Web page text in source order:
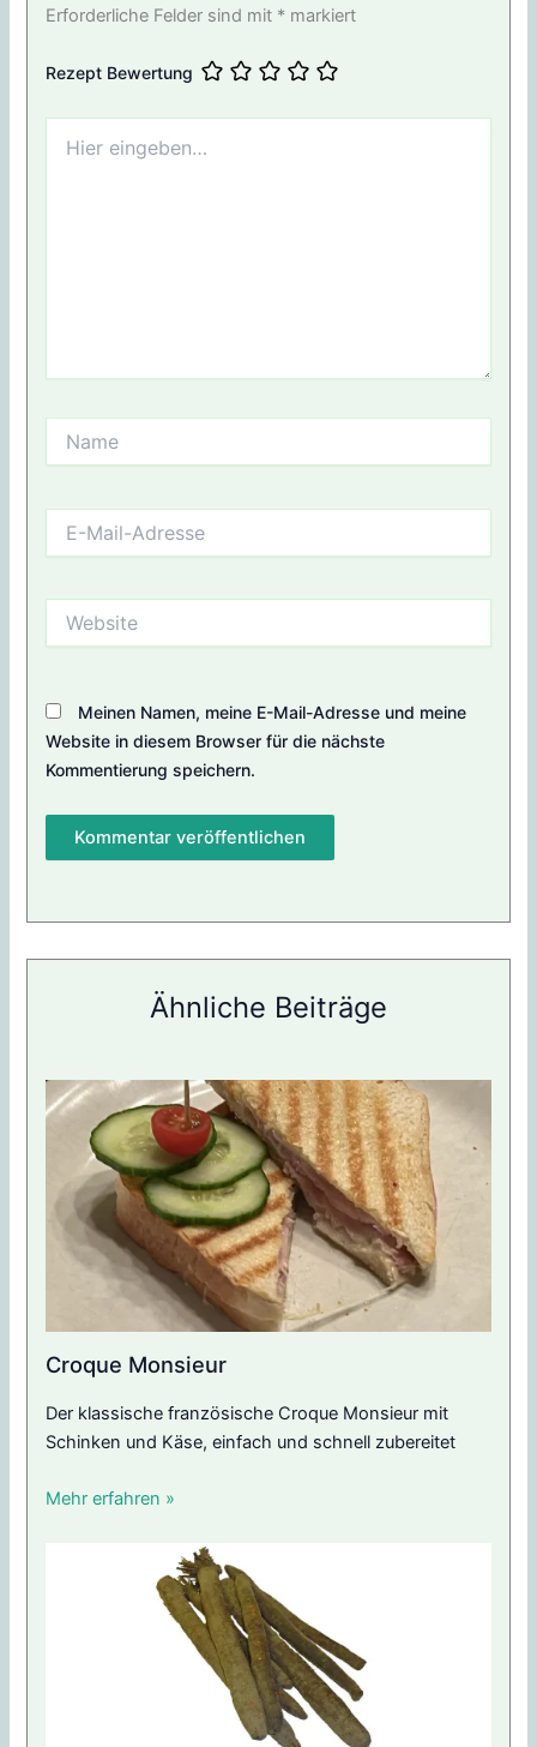
Erforderliche Felder sind mit * markiert
Rezept Bewertung
eingeben…
Mail-
Meinen Namen, meine E-Mail-Adresse und meine
Website in diesem Browser für die nächste
Kommentierung speichern.
Ähnliche Beiträge
Croque Monsieur
Der klassische französische Croque Monsieur mit
Schinken und Käse, einfach und schnell zubereitet
Mehr erfahren »